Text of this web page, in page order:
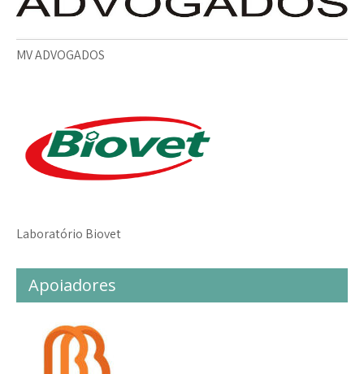
MV ADVOGADOS
Laboratório Biovet
Apoiadores